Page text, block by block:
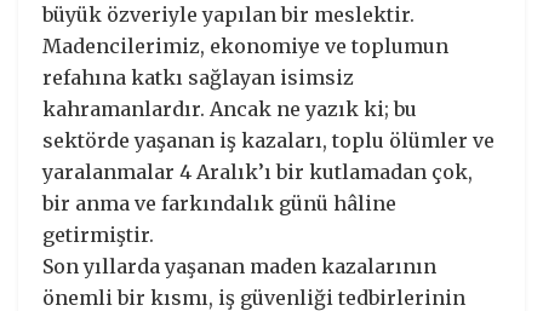
büyük özveriyle yapılan bir meslektir.
Madencilerimiz, ekonomiye ve toplumun
refahına katkı sağlayan isimsiz
kahramanlardır. Ancak ne yazık ki; bu
sektörde yaşanan iş kazaları, toplu ölümler ve
yaralanmalar 4 Aralık’ı bir kutlamadan çok,
bir anma ve farkındalık günü hâline
getirmiştir.
Son yıllarda yaşanan maden kazalarının
önemli bir kısmı, iş güvenliği tedbirlerinin